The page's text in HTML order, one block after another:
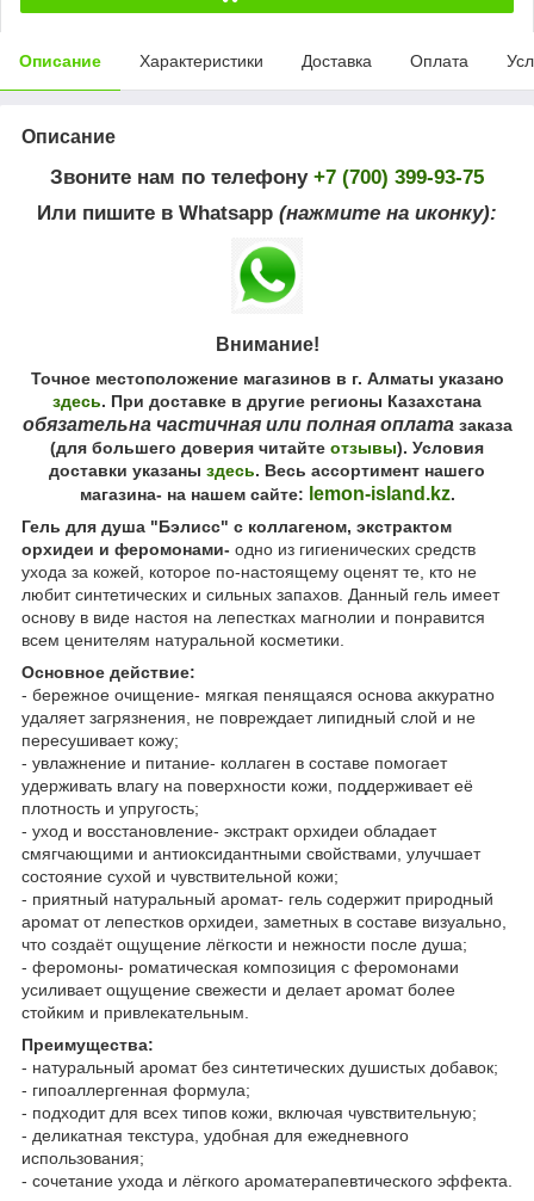
Описание Характеристики Доставка Оплата
Описание
Звоните нам по телефону +7 (700) 399-93-75
Или пишите в Whatsapp (нажмите на иконку):
Внимание!
Точное местоположение магазинов в г. Алматы указано
здесь. При доставке в другие регионы Казахстана
обязательна частичная или полная оплатазаказа
(для большего доверия читайте отзывы). Условия
доставки указаны здесь. Весь ассортимент нашего
магазина- на нашем сайте: lemon-island.kz.
Гель для душа "Бэлисс" с коллагеном, экстрактом
орхидеи и феромонами- одно из гигиенических средств
ухода за кожей, которое по-настоящему оценят те, кто не
любит синтетических и сильных запахов. Данный гель имеет
основу в виде настоя на лепестках магнолии и понравится
всем ценителям натуральной косметики.
Основное действие:
- бережное очищение- мягкая пенящаяся основа аккуратно
удаляет загрязнения, не повреждает липидный слой и не
пересушивает кожу;
- увлажнение и питание- коллаген в составе помогает
удерживать влагу на поверхности кожи, поддерживает её
плотность и упругость;
- уход и восстановление- экстракт орхидеи обладает
смягчающими и антиоксидантными свойствами, улучшает
состояние сухой и чувствительной кожи;
- приятный натуральный аромат- гель содержит природный
аромат от лепестков орхидеи, заметных в составе визуально,
что создаёт ощущение лёгкости и нежности после душа;
- феромоны- роматическая композиция с феромонами
усиливает ощущение свежести и делает аромат более
стойким и привлекательным.
Преимущества:
- натуральный аромат без синтетических душистых добавок;
- гипоаллергенная формула;
- подходит для всех типов кожи, включая чувствительную;
- деликатная текстура, удобная для ежедневного
использования;
- сочетание ухода и лёгкого ароматерапевтического эффекта.